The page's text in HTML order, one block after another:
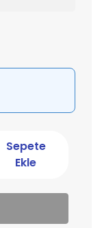
Sepete
Ekle